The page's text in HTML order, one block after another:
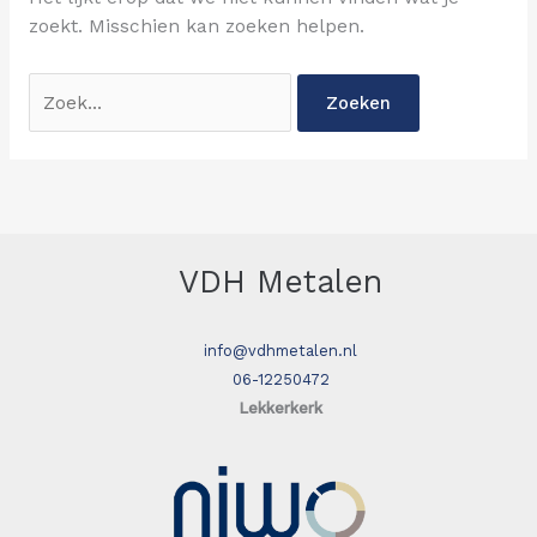
zoekt. Misschien kan zoeken helpen.
VDH Metalen
info@vdhmetalen.nl
06-12250472
Lekkerkerk